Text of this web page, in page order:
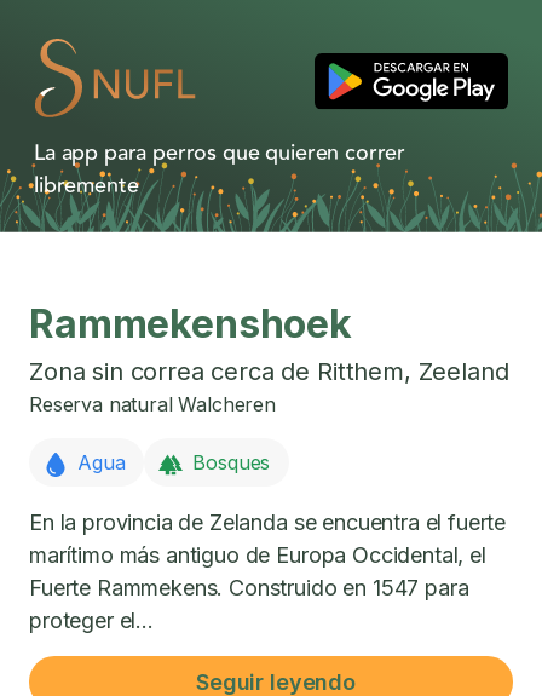
La app para perros que quieren correr
libremente
Rammekenshoek
Zona sin correa cerca de Ritthem, Zeeland
Reserva natural Walcheren
Agua Bosques
En la provincia de Zelanda se encuentra el fuerte
marítimo más antiguo de Europa Occidental, el
Fuerte Rammekens. Construido en 1547 para
proteger el...
Seguir leyendo